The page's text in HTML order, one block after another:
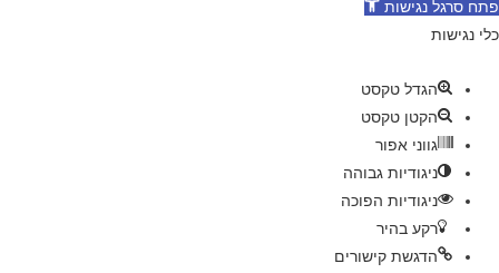
פתח סרגל נגישות
כלי נגישות
הגדל טקסט
הקטן טקסט
גווני אפור
ניגודיות גבוהה
ניגודיות הפוכה
רקע בהיר
הדגשת קישורים